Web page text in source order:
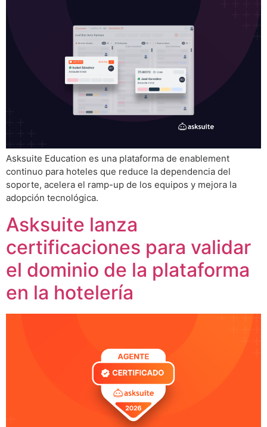
Asksuite Education es una plataforma de enablement
continuo para hoteles que reduce la dependencia del
soporte, acelera el ramp-up de los equipos y mejora la
adopción tecnológica.
Asksuite lanza
certificaciones para validar
el dominio de la plataforma
en la hotelería